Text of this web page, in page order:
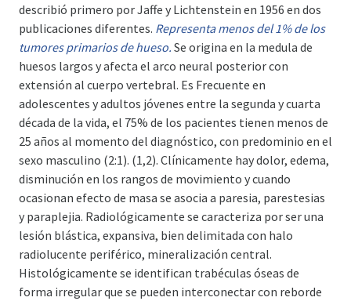
describió primero por Jaffe y Lichtenstein en 1956 en dos
publicaciones diferentes. Representa menos del 1% de los
tumores primarios de hueso. Se origina en la medula de
huesos largos y afecta el arco neural posterior con
extensión al cuerpo vertebral. Es Frecuente en
adolescentes y adultos jóvenes entre la segunda y cuarta
década de la vida, el 75% de los pacientes tienen menos de
25 años al momento del diagnóstico, con predominio en el
sexo masculino (2:1). (1,2). Clínicamente hay dolor, edema,
disminución en los rangos de movimiento y cuando
ocasionan efecto de masa se asocia a paresia, parestesias
y paraplejia. Radiológicamente se caracteriza por ser una
lesión blástica, expansiva, bien delimitada con halo
radiolucente periférico, mineralización central.
Histológicamente se identifican trabéculas óseas de
forma irregular que se pueden interconectar con reborde